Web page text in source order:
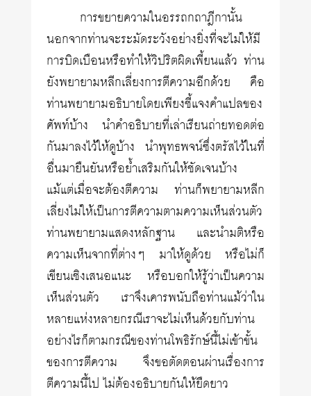
การขยายความในอรรถกถาฎีกานั้น
นอกจากท่านจะระมัดระวังอย่างยิ่งที่จะไม่ให้มี
การบิดเบือนหรือทำให้วิปริตผิดเพี้ยนแล้ว ท่าน
ยังพยายามหลีกเลี่ยงการตีความอีกด้วย คือ
ท่านพยายามอธิบายโดยเพียงชี้แจงคำแปลของ
ศัพท์บ้าง นำคำอธิบายที่เล่าเรียนถ่ายทอดต่อ
กันมาลงไว้ให้ดูบ้าง นำพุทธพจน์ซึ่งตรัสไว้ในที่
อื่นมายืนยันหรือย้ำเสริมกันให้ชัดเจนบ้าง
แม้แต่เมื่อจะต้องตีความ ท่านก็พยายามหลีก
เลี่ยงไม่ให้เป็นการตีความตามความเห็นส่วนตัว
ท่านพยายามแสดงหลักฐาน และนำมติหรือ
ความเห็นจากที่ต่างๆ มาให้ดูด้วย หรือไม่ก็
เขียนเชิงเสนอแนะ หรือบอกให้รู้ว่าเป็นความ
เห็นส่วนตัว เราจึงเคารพนับถือท่านแม้ว่าใน
หลายแห่งหลายกรณีเราจะไม่เห็นด้วยกับท่าน
อย่างไรก็ตามกรณีของท่านโพธิรักษ์นี้ไม่เข้าขั้น
ของการตีความ จึงขอตัดตอนผ่านเรื่องการ
ตีความนี้ไป ไม่ต้องอธิบายกันให้ยืดยาว